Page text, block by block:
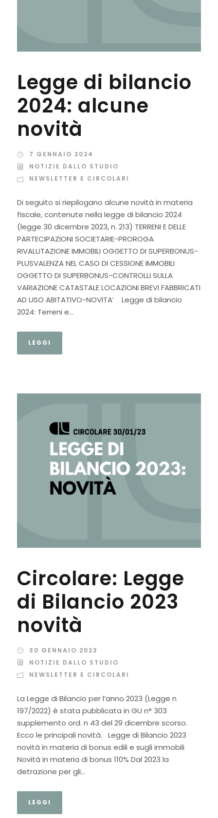
Legge di bilancio
2024: alcune
novità
7 GENNAIO 2024
NOTIZIE DALLO STUDIO
NEWSLETTER E CIRCOLARI
Di seguito si riepilogano alcune novità in materia
fiscale, contenute nella leg­ge di bilancio 2024
(legge 30 dicembre 2023, n. 213) TERRENI E DELLE
PARTECIPAZIONI SOCIETARIE-PROROGA
RIVALUTAZIONE IMMOBILI OGGETTO DI SUPERBONUS-
PLUSVALENZA NEL CASO DI CESSIONE IMMOBILI
OGGETTO DI SUPERBONUS-CONTROLLI SULLA
VARIAZIONE CATASTALE LOCAZIONI BREVI FABBRICATI
AD USO ABITATIVO-NOVITA’ Legge di bilancio
2024: Terreni e...
LEGGI
Circolare: Legge
di Bilancio 2023
novità
30 GENNAIO 2023
NOTIZIE DALLO STUDIO
NEWSLETTER E CIRCOLARI
La Legge di Bilancio per l’anno 2023 (Legge n
197/2022) è stata pubblicata in GU n° 303
supplemento ord. n 43 del 29 dicembre scorso.
Ecco le principali novità. Legge di Bilancio 2023
novità in materia di bonus edili e sugli immobili
Novità in materia di bonus 110% Dal 2023 la
detrazione per gli...
LEGGI